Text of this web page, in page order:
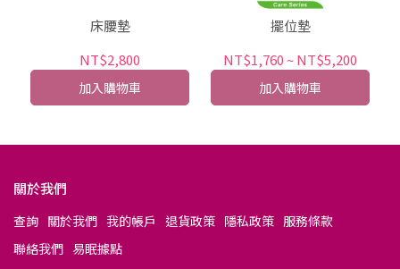
床腰墊
NT$2,800
加入購物車
擺位墊
NT$1,760 ~NT$5,200
加入購物車
關於我們
查詢 關於我們 我的帳戶 退貨政策 隱私政策 服務條款
聯絡我們 易眠據點